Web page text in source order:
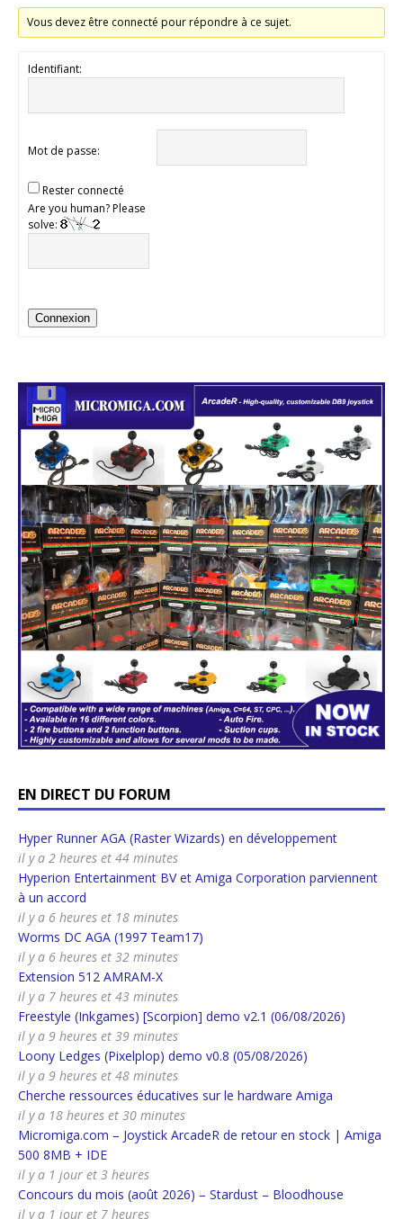
Vous devez être connecté pour répondre à ce sujet.
Identifiant:
Mot de passe:
Rester connecté
Are you human? Please
solve:
Connexion
EN DIRECT DU FORUM
Hyper Runner AGA (Raster Wizards) en développement
il y a 2 heures et 44 minutes
Hyperion Entertainment BV et Amiga Corporation parviennent
à un accord
il y a 6 heures et 18 minutes
Worms DC AGA (1997 Team17)
il y a 6 heures et 32 minutes
Extension 512 AMRAM-X
il y a 7 heures et 43 minutes
Freestyle (Inkgames) [Scorpion] demo v2.1 (06/08/2026)
il y a 9 heures et 39 minutes
Loony Ledges (Pixelplop) demo v0.8 (05/08/2026)
il y a 9 heures et 48 minutes
Cherche ressources éducatives sur le hardware Amiga
il y a 18 heures et 30 minutes
Micromiga.com – Joystick ArcadeR de retour en stock | Amiga
500 8MB + IDE
il y a 1 jour et 3 heures
Concours du mois (août 2026) – Stardust – Bloodhouse
il y a 1 jour et 7 heures